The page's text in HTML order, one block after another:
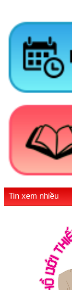
Tin xem nhiều